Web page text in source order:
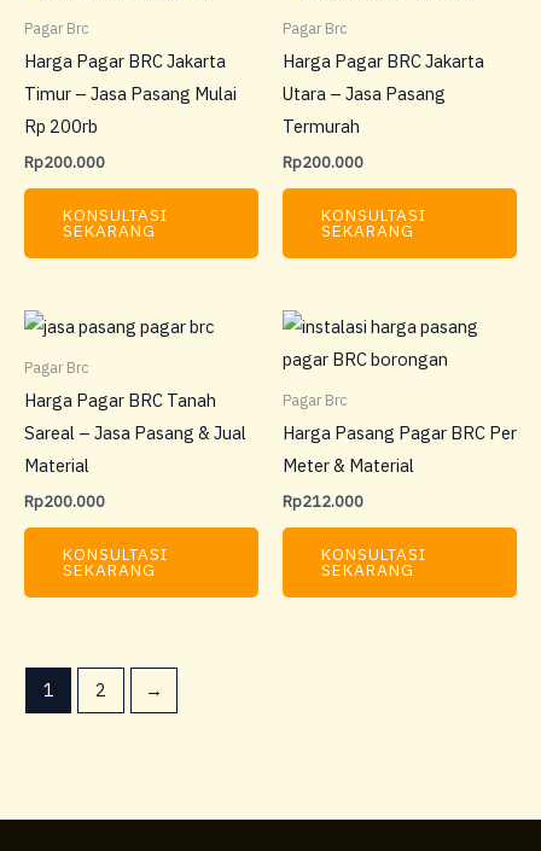
Pagar Brc
Harga Pagar BRC Jakarta
Timur – Jasa Pasang Mulai
Rp 200rb
Rp200.000
KONSULTASI
SEKARANG
Pagar Brc
Harga Pagar BRC Jakarta
Utara – Jasa Pasang
Termurah
Rp200.000
KONSULTASI
SEKARANG
Pagar Brc
Harga Pagar BRC Tanah
Sareal – Jasa Pasang & Jual
Material
Rp200.000
KONSULTASI
SEKARANG
Pagar Brc
Harga Pasang Pagar BRC Per
Meter & Material
Rp212.000
KONSULTASI
SEKARANG
1 2 →